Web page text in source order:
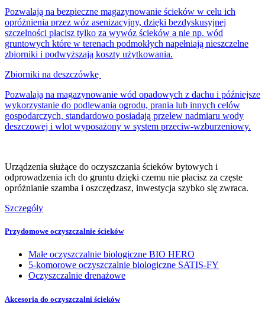
Pozwalają na bezpieczne magazynowanie ścieków w celu ich
opróżnienia przez wóz asenizacyjny, dzięki bezdyskusyjnej
szczelności płacisz tylko za wywóz ścieków a nie np. wód
gruntowych które w terenach podmokłych napełniają nieszczelne
zbiorniki i podwyższają koszty użytkowania.
Zbiorniki na deszczówkę
Pozwalają na magazynowanie wód opadowych z dachu i późniejsze
wykorzystanie do podlewania ogrodu, prania lub innych celów
gospodarczych, standardowo posiadają przelew nadmiaru wody
deszczowej i wlot wyposażony w system przeciw-wzburzeniowy.
Urządzenia służące do oczyszczania ścieków bytowych i
odprowadzenia ich do gruntu dzięki czemu nie płacisz za częste
opróżnianie szamba i oszczędzasz, inwestycja szybko się zwraca.
Szczegóły
Przydomowe oczyszczalnie ścieków
Małe oczyszczalnie biologiczne BIO HERO
5-komorowe oczyszczalnie biologiczne SATIS-FY
Oczyszczalnie drenażowe
Akcesoria do oczyszczalni ścieków